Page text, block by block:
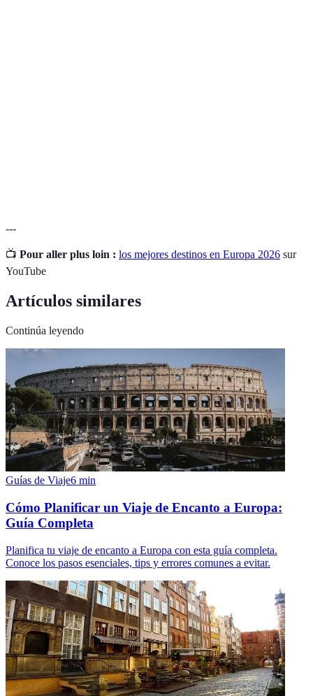
---
📺 Pour aller plus loin : los mejores destinos en Europa 2026 sur
YouTube
Artículos similares
Continúa leyendo
Guías de Viaje6 min
Cómo Planificar un Viaje de Encanto a Europa:
Guía Completa
Planifica tu viaje de encanto a Europa con esta guía completa.
Conoce los pasos esenciales, tips y errores comunes a evitar.